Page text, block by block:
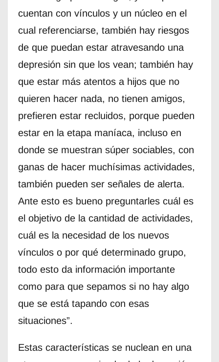
cuentan con vínculos y un núcleo en el
cual referenciarse, también hay riesgos
de que puedan estar atravesando una
depresión sin que los vean; también hay
que estar más atentos a hijos que no
quieren hacer nada, no tienen amigos,
prefieren estar recluidos, porque pueden
estar en la etapa maníaca, incluso en
donde se muestran súper sociables, con
ganas de hacer muchísimas actividades,
también pueden ser señales de alerta.
Ante esto es bueno preguntarles cuál es
el objetivo de la cantidad de actividades,
cuál es la necesidad de los nuevos
vínculos o por qué determinado grupo,
todo esto da información importante
como para que sepamos si no hay algo
que se está tapando con esas
situaciones”.
Estas características se nuclean en una